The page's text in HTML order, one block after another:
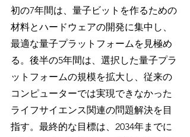
初の7年間は、量子ビットを作るための
材料とハードウェアの開発に集中し、
最適な量子プラットフォームを見極め
る。後半の5年間は、選択した量子プラ
ットフォームの規模を拡大し、従来の
コンピューターでは実現できなかった
ライフサイエンス関連の問題解決を目
指す。最終的な目標は、2034年までに